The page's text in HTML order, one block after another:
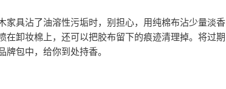
家具沾了油溶性污垢时，别担心，用纯棉布沾少量淡香
在卸妆棉上，还可以把胶布留下的痕迹清理掉。将过期
包中，给你到处持香。